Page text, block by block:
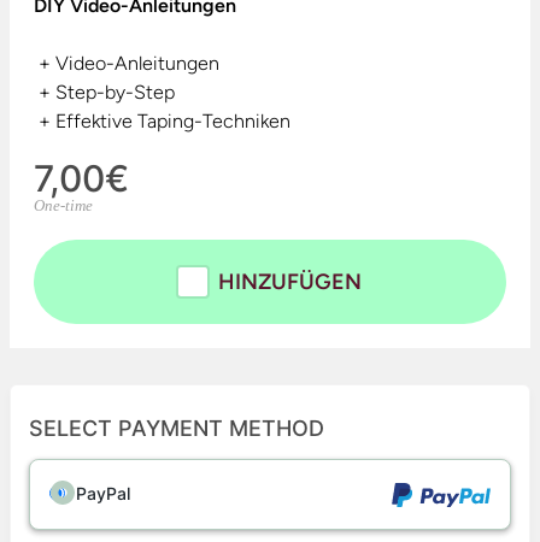
DIY Video-Anleitungen
+ Video-Anleitungen
+ Step-by-Step
+ Effektive Taping-Techniken
7,00€
One-time
HINZUFÜGEN
SELECT PAYMENT METHOD
PayPal